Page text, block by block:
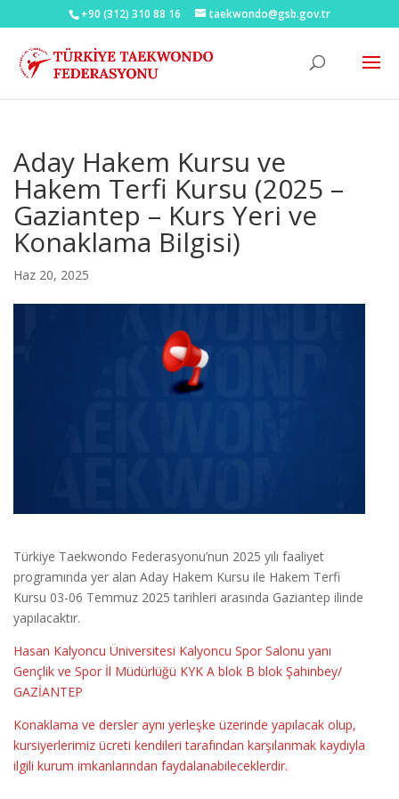
+90 (312) 310 88 16 taekwondo@gsb.gov.tr
Aday Hakem Kursu ve
Hakem Terfi Kursu (2025 –
Gaziantep – Kurs Yeri ve
Konaklama Bilgisi)
Haz 20, 2025
Türkiye Taekwondo Federasyonu’nun 2025 yılı faaliyet
programında yer alan Aday Hakem Kursu ile Hakem Terfi
Kursu 03-06 Temmuz 2025 tarihleri arasında Gaziantep ilinde
yapılacaktır.
Hasan Kalyoncu Üniversitesi Kalyoncu Spor Salonu yanı
Gençlik ve Spor İl Müdürlüğü KYK A blok B blok Şahinbey/
GAZİANTEP
Konaklama ve dersler aynı yerleşke üzerinde yapılacak olup,
kursiyerlerimiz ücreti kendileri tarafından karşılanmak kaydıyla
ilgili kurum imkanlarından faydalanabileceklerdir.